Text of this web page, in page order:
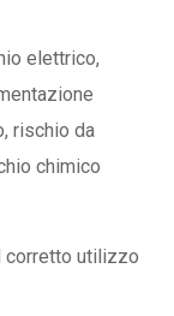
elettrico,
rischio da
chimico
corretto utilizzo